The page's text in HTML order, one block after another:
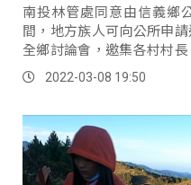
南投林管處同意由信義鄉
間，地方族人可向公所申
全鄉討論會，邀集各村村
訂日後申請以及管理規則，
2022-03-08 19:50